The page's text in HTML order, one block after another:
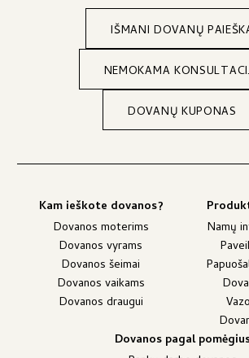
IŠMANI DOVANŲ
NEMOKAMA
DOVANŲ KUPONAS
Kam ieškote dovanos?
Dovanos moterims
Dovanos vyrams
Dovanos šeimai
Dovanos vaikams
Dovanos draugui
Namų
Dovanos pagal